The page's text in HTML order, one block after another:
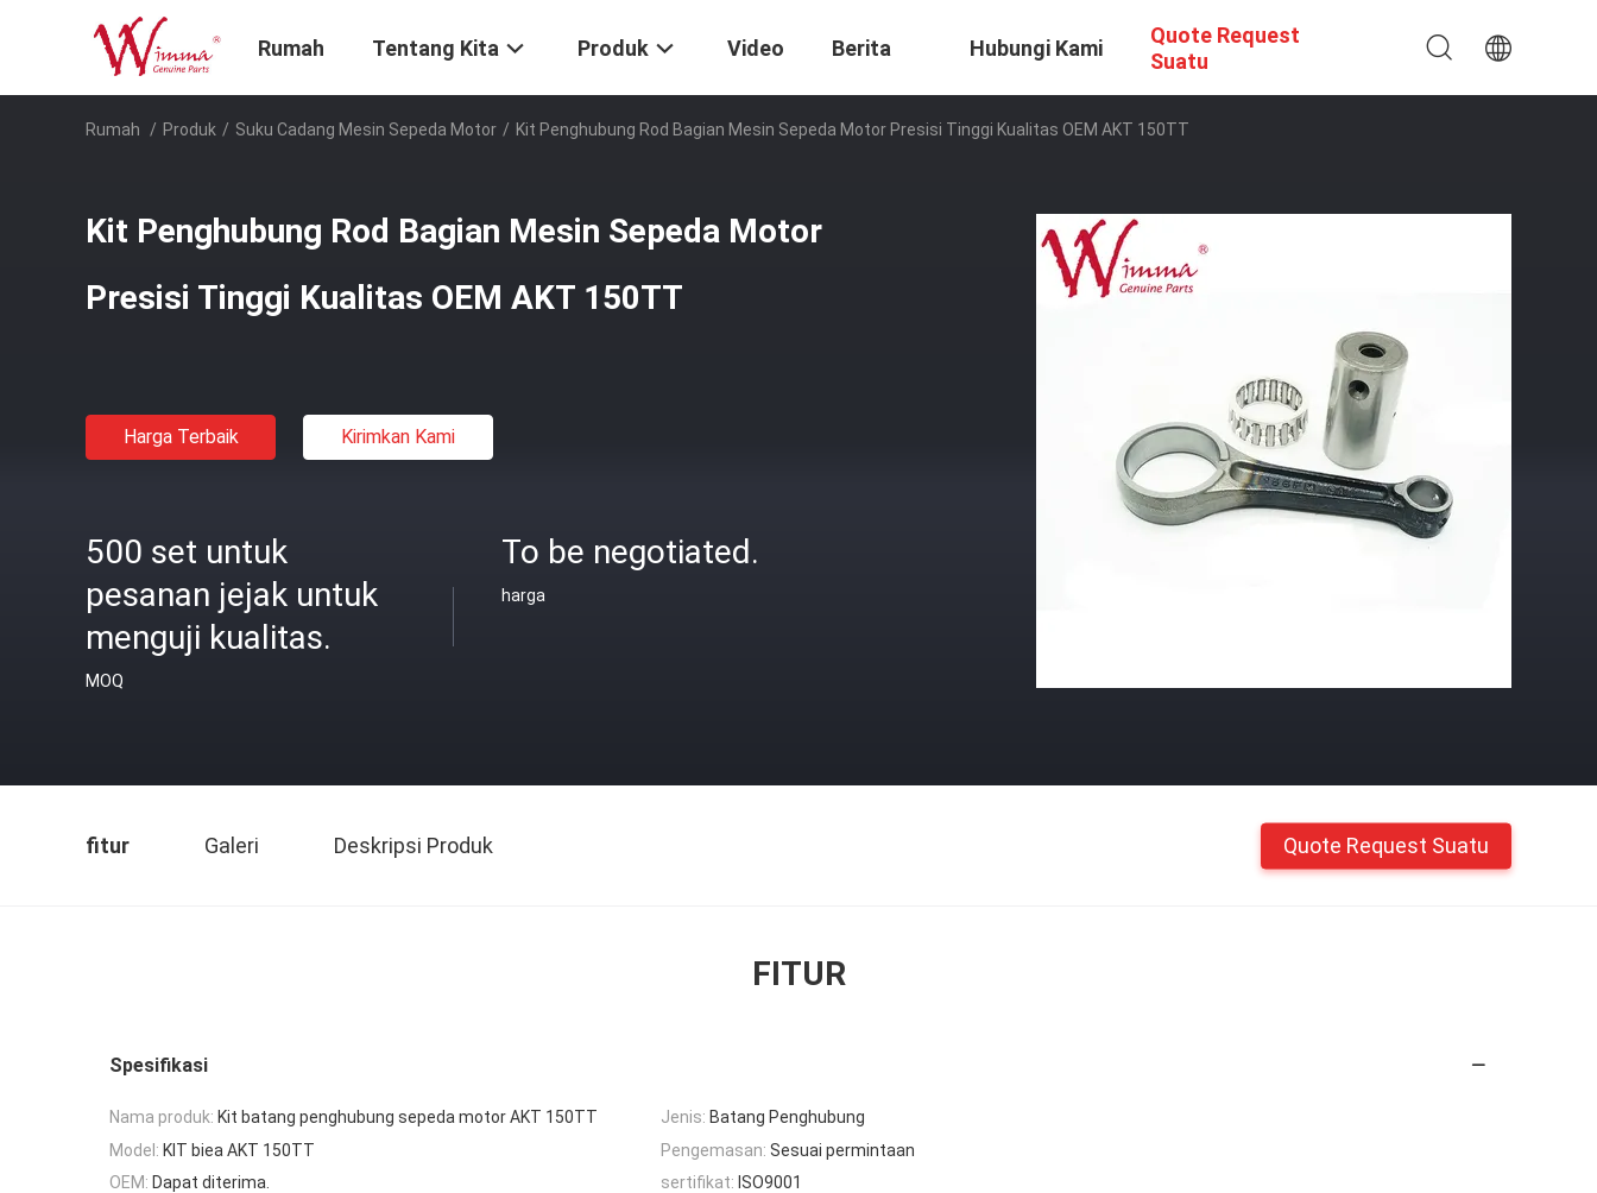
Rumah Tentang Kita Produk Video Berita Hubungi Kami
Quote Request
Suatu
Rumah / Produk / Suku Cadang Mesin Sepeda Motor / Kit Penghubung Rod Bagian Mesin Sepeda Motor Presisi Tinggi Kualitas OEM AKT 150TT
Kit Penghubung Rod Bagian Mesin Sepeda Motor
Presisi Tinggi Kualitas OEM AKT 150TT
Harga Terbaik Kirimkan Kami
500 set untuk
pesanan jejak untuk
menguji kualitas.
MOQ
To be negotiated.
harga
fitur Galeri Deskripsi Produk Quote Request Suatu
FITUR
Spesifikasi
Nama produk: Kit batang penghubung sepeda motor AKT 150TT Jenis: Batang Penghubung
Model: KIT biea AKT 150TT Pengemasan: Sesuai permintaan
OEM: Dapat diterima. sertifikat: ISO9001